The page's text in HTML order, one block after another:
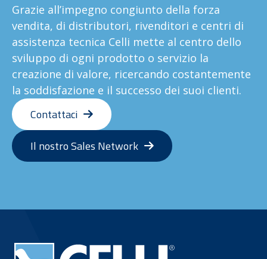
Grazie all’impegno congiunto della forza
vendita, di distributori, rivenditori e centri di
assistenza tecnica Celli mette al centro dello
sviluppo di ogni prodotto o servizio la
creazione di valore, ricercando costantemente
la soddisfazione e il successo dei suoi clienti.
Contattaci
Il nostro Sales Network